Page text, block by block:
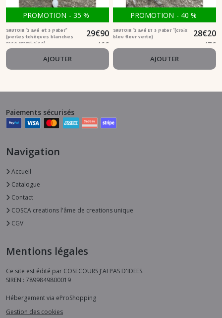
PROMOTION - 35 %
SAUTOIR "2 avé et 3 pater"
(perles tchèques blanches
rose framboise)
29€90
46€
AJOUTER
PROMOTION - 40 %
SAUTOIR "2 avé ET 3 pater "(croix
bleu fleur verte)
28€20
47€
AJOUTER
Paiements sécurisés
Navigation
Accueil
Catalogue
Contact
COSCA creations l'âme de creations unique
CGV
Mentions légales
Ce site est édité par COSECOURS J'AI PAS D'IDEES.
SIREN : 7899849800019
Hébergement via eProShopping
Gestion des cookies